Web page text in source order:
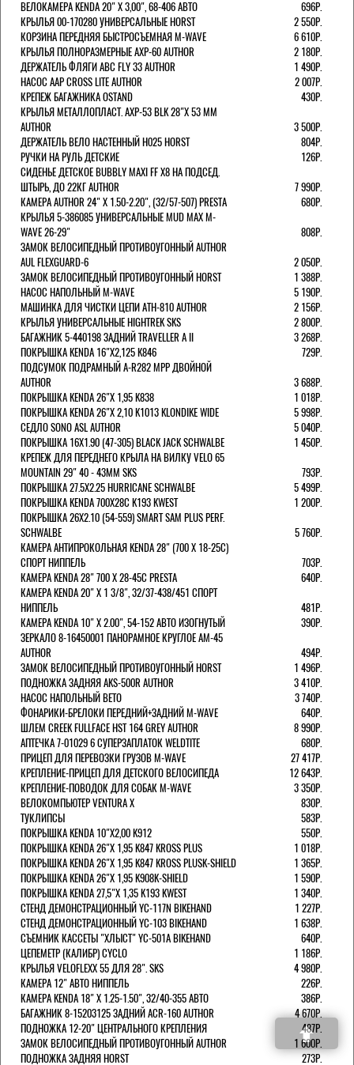
ВЕЛОКАМЕРА KENDA 20" Х 3,00", 68-406 АВТО
696Р.
КРЫЛЬЯ 00-170280 УНИВЕРСАЛЬНЫЕ HORST
2 550Р.
КОРЗИНА ПЕРЕДНЯЯ БЫСТРОСЪЕМНАЯ M-WAVE
6 610Р.
КРЫЛЬЯ ПОЛНОРАЗМЕРНЫЕ AXP-60 AUTHOR
2 180Р.
ДЕРЖАТЕЛЬ ФЛЯГИ АВС FLY 33 AUTHOR
1 490Р.
НАСОС AAP CROSS LITE AUTHOR
2 007Р.
КРЕПЕЖ БАГАЖНИКА OSTAND
430Р.
КРЫЛЬЯ МЕТАЛЛОПЛАСТ. AXP-53 BLK 28"Х 53 ММ
AUTHOR
3 500Р.
ДЕРЖАТЕЛЬ ВЕЛО НАСТЕННЫЙ H025 HORST
804Р.
РУЧКИ НА РУЛЬ ДЕТСКИЕ
126Р.
СИДЕНЬЕ ДЕТСКОЕ BUBBLY MAXI FF X8 НА ПОДСЕД.
ШТЫРЬ, ДО 22КГ AUTHOR
7 990Р.
КАМЕРА AUTHOR 24" Х 1.50-2.20", (32/57-507) PRESTA
680Р.
КРЫЛЬЯ 5-386085 УНИВЕРСАЛЬНЫЕ MUD MAX M-
WAVE 26-29"
808Р.
ЗАМОК ВЕЛОСИПЕДНЫЙ ПРОТИВОУГОННЫЙ AUTHOR
AUL FLEXGUARD-6
2 050Р.
ЗАМОК ВЕЛОСИПЕДНЫЙ ПРОТИВОУГОННЫЙ HORST
1 388Р.
НАСОС НАПОЛЬНЫЙ M-WAVE
5 190Р.
МАШИНКА ДЛЯ ЧИСТКИ ЦЕПИ ATH-810 AUTHOR
2 156Р.
КРЫЛЬЯ УНИВЕРСАЛЬНЫЕ HIGHTREK SKS
2 800Р.
БАГАЖНИК 5-440198 ЗАДНИЙ TRAVELLER A II
3 268Р.
ПОКРЫШКА KENDA 16"Х2,125 K846
729Р.
ПОДСУМОК ПОДРАМНЫЙ A-R282 MPP ДВОЙНОЙ
AUTHOR
3 688Р.
ПОКРЫШКА KENDA 26"Х 1,95 K838
1 018Р.
ПОКРЫШКА KENDA 26"Х 2,10 K1013 KLONDIKE WIDE
5 998Р.
СЕДЛО SONO ASL AUTHOR
5 040Р.
ПОКРЫШКА 16X1.90 (47-305) BLACK JACK SCHWALBE
1 450Р.
КРЕПЕЖ ДЛЯ ПЕРЕДНЕГО КРЫЛА НА ВИЛКУ VELO 65
MOUNTAIN 29" 40 - 43ММ SKS
793Р.
ПОКРЫШКА 27.5X2.25 HURRICANE SCHWALBE
5 499Р.
ПОКРЫШКА KENDA 700Х28С K193 KWEST
1 200Р.
ПОКРЫШКА 26X2.10 (54-559) SMART SAM PLUS PERF.
SCHWALBE
5 760Р.
КАМЕРА АНТИПРОКОЛЬНАЯ KENDA 28" (700 Х 18-25C)
СПОРТ НИППЕЛЬ
703Р.
КАМЕРА KENDA 28" 700 Х 28-45С PRESTA
640Р.
КАМЕРА KENDA 20" Х 1 3/8", 32/37-438/451 СПОРТ
НИППЕЛЬ
481Р.
КАМЕРА KENDA 10" Х 2.00", 54-152 АВТО ИЗОГНУТЫЙ
390Р.
ЗЕРКАЛО 8-16450001 ПАНОРАМНОЕ КРУГЛОЕ AM-45
AUTHOR
494Р.
ЗАМОК ВЕЛОСИПЕДНЫЙ ПРОТИВОУГОННЫЙ HORST
1 496Р.
ПОДНОЖКА ЗАДНЯЯ AKS-500R AUTHOR
3 410Р.
НАСОС НАПОЛЬНЫЙ BETO
3 740Р.
ФОНАРИКИ-БРЕЛОКИ ПЕРЕДНИЙ+ЗАДНИЙ M-WAVE
640Р.
ШЛЕМ CREEK FULLFACE HST 164 GREY AUTHOR
8 990Р.
АПТЕЧКА 7-01029 6 СУПЕРЗАПЛАТОК WELDTITE
680Р.
ПРИЦЕП ДЛЯ ПЕРЕВОЗКИ ГРУЗОВ M-WAVE
27 417Р.
КРЕПЛЕНИЕ-ПРИЦЕП ДЛЯ ДЕТСКОГО ВЕЛОСИПЕДА
12 643Р.
КРЕПЛЕНИЕ-ПОВОДОК ДЛЯ СОБАК M-WAVE
3 350Р.
ВЕЛОКОМПЬЮТЕР VENTURA Х
830Р.
ТУКЛИПСЫ
583Р.
ПОКРЫШКА KENDA 10"Х2,00 K912
550Р.
ПОКРЫШКА KENDA 26"Х 1,95 K847 KROSS PLUS
1 018Р.
ПОКРЫШКА KENDA 26"Х 1,95 K847 KROSS PLUSK-SHIELD
1 365Р.
ПОКРЫШКА KENDA 26"Х 1,95 K908K-SHIELD
1 590Р.
ПОКРЫШКА KENDA 27,5"Х 1,35 K193 KWEST
1 340Р.
СТЕНД ДЕМОНСТРАЦИОННЫЙ YC-117N BIKEHAND
1 227Р.
СТЕНД ДЕМОНСТРАЦИОННЫЙ YC-103 BIKEHAND
1 638Р.
СЪЕМНИК КАССЕТЫ "ХЛЫСТ" YC-501A BIKEHAND
640Р.
ЦЕПЕМЕТР (КАЛИБР) CYCLO
1 186Р.
КРЫЛЬЯ VELOFLEXX 55 ДЛЯ 28". SKS
4 980Р.
КАМЕРА 12" АВТО НИППЕЛЬ
226Р.
КАМЕРА KENDA 18" Х 1.25-1.50", 32/40-355 АВТО
386Р.
БАГАЖНИК 8-15203125 ЗАДНИЙ ACR-160 AUTHOR
4 670Р.
ПОДНОЖКА 12-20" ЦЕНТРАЛЬНОГО КРЕПЛЕНИЯ
487Р.
ЗАМОК ВЕЛОСИПЕДНЫЙ ПРОТИВОУГОННЫЙ AUTHOR
1 600Р.
ПОДНОЖКА ЗАДНЯЯ HORST
273Р.